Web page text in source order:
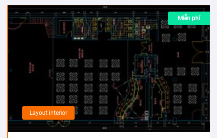
Layout interior
Miễn phí